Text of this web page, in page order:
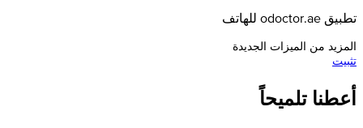
تطبيق odoctor.ae للهاتف
المزيد من الميزات الجديدة
تثبيت
أعطنا تلميحاً